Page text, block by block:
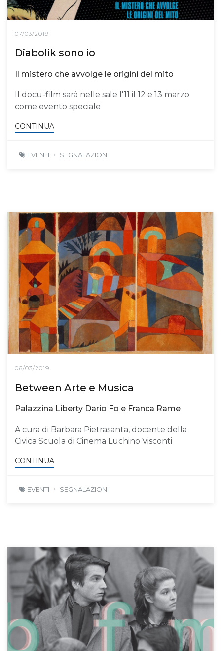
07/03/2019
Diabolik sono io
Il mistero che avvolge le origini del mito
Il docu-film sarà nelle sale l'11 il 12 e 13 marzo
come evento speciale
CONTINUA
EVENTI SEGNALAZIONI
06/03/2019
Between Arte e Musica
Palazzina Liberty Dario Fo e Franca Rame
A cura di Barbara Pietrasanta, docente della
Civica Scuola di Cinema Luchino Visconti
CONTINUA
EVENTI SEGNALAZIONI